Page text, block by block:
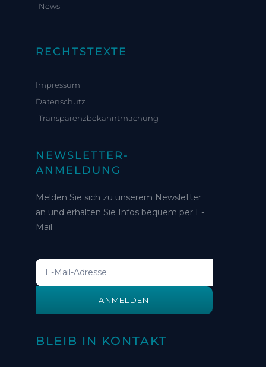
News
RECHTSTEXTE
Impressum
Datenschutz
Transparenzbekanntmachung
NEWSLETTER-
ANMELDUNG
Melden Sie sich zu unserem Newsletter
an und erhalten Sie Infos bequem per E-
Mail.
ANMELDEN
BLEIB IN KONTAKT